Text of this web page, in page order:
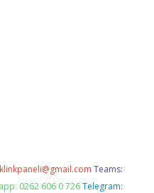
Teams:
0262 606 0 726 Telegram: